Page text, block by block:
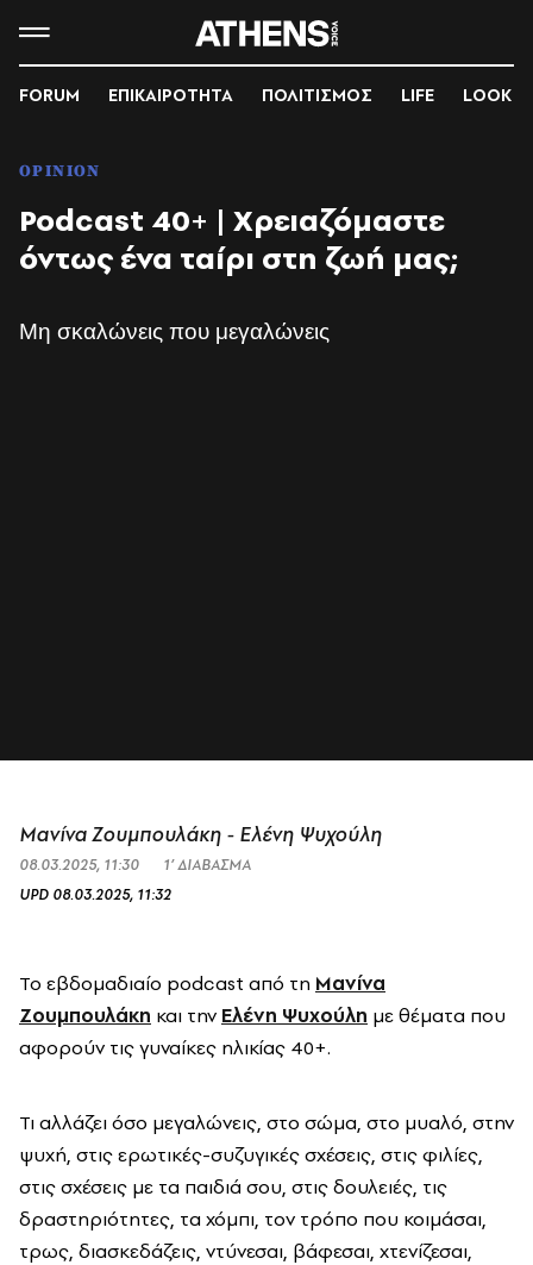
FORUM ΕΠΙΚΑΙΡΟΤΗΤΑ ΠΟΛΙΤΙΣΜΟΣ LIFE LOOK
OPINION
Podcast 40+ | Χρειαζόμαστε
όντως ένα ταίρι στη ζωή μας;
Μη σκαλώνεις που μεγαλώνεις
Μανίνα Ζουμπουλάκη - Ελένη Ψυχούλη
08.03.2025, 11:30
1’ ΔΙΑΒΑΣΜΑ
UPD 08.03.2025, 11:32
Το εβδομαδιαίο podcast από τη Μανίνα
Ζουμπουλάκη και την Ελένη Ψυχούλη με θέματα που
αφορούν τις γυναίκες ηλικίας 40+.
Τι αλλάζει όσο μεγαλώνεις, στο σώμα, στο μυαλό, στην
ψυχή, στις ερωτικές-συζυγικές σχέσεις, στις φιλίες,
στις σχέσεις με τα παιδιά σου, στις δουλειές, τις
δραστηριότητες, τα χόμπι, τον τρόπο που κοιμάσαι,
τρως, διασκεδάζεις, ντύνεσαι, βάφεσαι, χτενίζεσαι,